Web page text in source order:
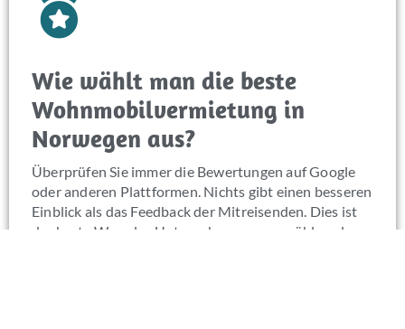
Wie wählt man die beste
Wohnmobilvermietung in
Norwegen aus?
Überprüfen Sie immer die Bewertungen auf Google
oder anderen Plattformen. Nichts gibt einen besseren
Einblick als das Feedback der Mitreisenden. Dies ist
der beste Weg, das Unternehmen auszuwählen, dem